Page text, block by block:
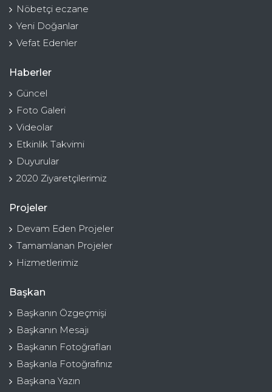
Nöbetçi eczane
Yeni Doğanlar
Vefat Edenler
Haberler
Güncel
Foto Galeri
Videolar
Etkinlik Takvimi
Duyurular
2020 Ziyaretçilerimiz
Projeler
Devam Eden Projeler
Tamamlanan Projeler
Hizmetlerimiz
Başkan
Başkanın Özgeçmişi
Başkanın Mesajı
Başkanın Fotoğrafları
Başkanla Fotoğrafınız
Başkana Yazın